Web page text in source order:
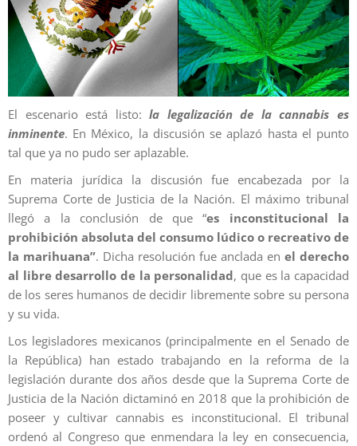
El escenario está listo:la legalización de la cannabis es
inminente. En México, la discusión se aplazó hasta el punto
tal que ya no pudo ser aplazable.
En materia jurídica la discusión fue encabezada por la
Suprema Corte de Justicia de la Nación. El máximo tribunal
llegó a la conclusión de que “es inconstitucional la
prohibición absoluta del consumo lúdico o recreativo de
la marihuana”. Dicha resolución fue anclada en el derecho
al libre desarrollo de la personalidad, que es la capacidad
de los seres humanos de decidir libremente sobre su persona
y su vida.
Los legisladores mexicanos (principalmente en el Senado de
la República) han estado trabajando en la reforma de la
legislación durante dos años desde que la Suprema Corte de
Justicia de la Nación dictaminó en 2018 que la prohibición de
poseer y cultivar cannabis es inconstitucional. El tribunal
ordenó al Congreso que enmendara la ley en consecuencia,